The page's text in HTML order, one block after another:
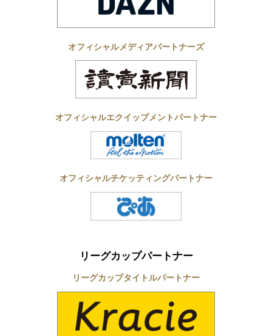
オフィシャルメディアパートナーズ
オフィシャルエクイップメントパートナー
オフィシャルチケッティングパートナー
リーグカップパートナー
リーグカップタイトルパートナー